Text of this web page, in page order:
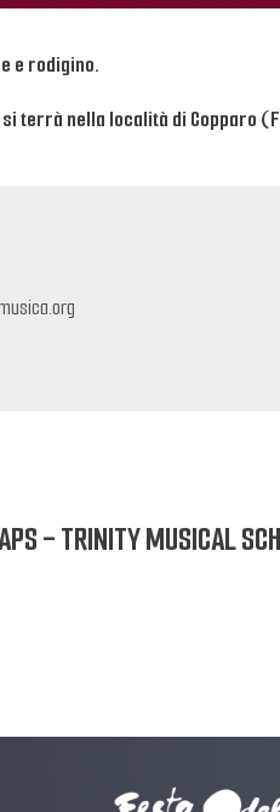
e rodigino.
terrà nella località di Copparo
- TRINITY MUSICAL